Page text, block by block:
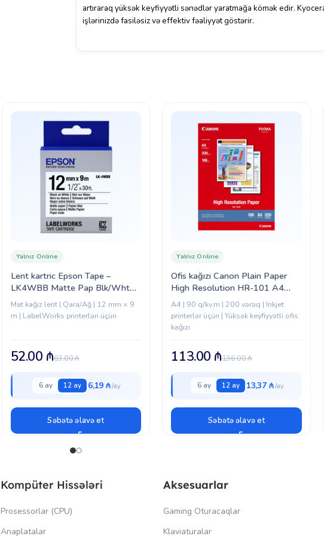
artıraraq yüksək keyfiyyətli sənədlər yaratmağa kömək edir.
işlərinizdə fasiləsiz və effektiv fəaliyyət göstərir.
Lent kartric Epson Tape –
LK4WBB Matte Pap Blk/Wht
12/9 (C53S654023)
Yalnız Online
Mat kağız lent | Qara/Ağ | 12 mm × 9
m | LabelWorks printerləri üçün
63.00₼
52.00 ₼
6 ay 12 ay 6,19 ₼
Səbətə əlavə et
Ofis kağızı Canon Plain Paper
High Resolution HR-101 A4
(1033A001)
Yalnız Online
A4 | 90 q/kv.m | 200 vərəq | Inkjet
printerlər üçün | Yüksək keyfiyyətli ofis
kağızı
136.00₼
113.00 ₼
6 ay 12 ay 13,37 ₼
Səbətə əlavə et
Kompüter Hissələri
Prosessorlar (CPU)
Anaplatalar
Aksesuarlar
Gaming Oturacaqlar
Klaviaturalar